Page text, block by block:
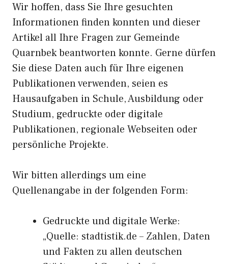
Wir hoffen, dass Sie Ihre gesuchten
Informationen finden konnten und dieser
Artikel all Ihre Fragen zur Gemeinde
Quarnbek beantworten konnte. Gerne dürfen
Sie diese Daten auch für Ihre eigenen
Publikationen verwenden, seien es
Hausaufgaben in Schule, Ausbildung oder
Studium, gedruckte oder digitale
Publikationen, regionale Webseiten oder
persönliche Projekte.
Wir bitten allerdings um eine
Quellenangabe in der folgenden Form:
Gedruckte und digitale Werke:
„Quelle: stadtistik.de – Zahlen, Daten
und Fakten zu allen deutschen